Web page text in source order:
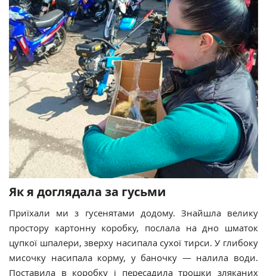
Як я доглядала за гусьми
Приїхали ми з гусенятами додому. Знайшла велику
простору картонну коробку, послала на дно шматок
цупкої шпалери, зверху насипала сухої тирси. У глибоку
мисочку насипала корму, у баночку — налила води.
Поставила в коробку і пересадила трошки зляканих